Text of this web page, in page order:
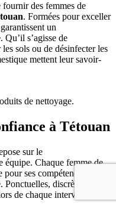
des femmes de
. Formées pour exceller
un
s’agisse de
sols ou de désinfecter les
mettent leur savoir-
à Tétouan
sur le
équipe. Chaque femme de
ses compétences
discrètes et
de chaque intervention